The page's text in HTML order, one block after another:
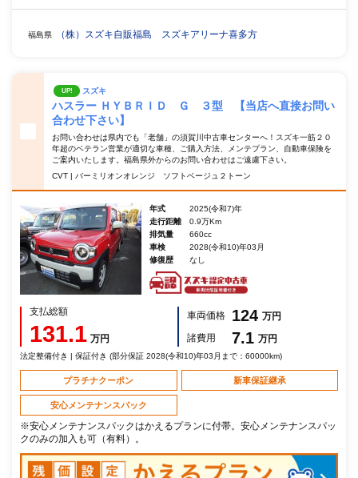
福島県 （株）スズキ自販福島 スズキアリーナ喜多方
UP! スズキ
ハスラー ＨＹＢＲＩＤ Ｇ ３型 【当店へ直接お問い
合わせ下さい】
お問い合わせは県内でも「老舗」の須賀川中古車センターへ！スズキ一筋２０
年超のベテラン営業が適切な車種、ご購入方法、メンテプラン、自動車保険を
ご案内いたします。福島県外からのお問い合わせはご遠慮下さい。
CVT | バーミリオンオレンジ ソフトベージュ２トーン
年式
2025(令和7)年
走行距離
0.9万Km
排気量
660cc
車検
2028(令和10)年03月
修復歴
なし
支払総額
131.1 万円
車両価格 124 万円
諸費用
7.1 万円
法定整備付き | 保証付き (部分保証 2028(令和10)年03月まで：60000km)
プラチナクーポン 新車保証継承
安心メンテナンスパック
※安心メンテナンスパックはかえるプランに付帯。安心メンテナンスパッ
クのみの加入も可（有料）。